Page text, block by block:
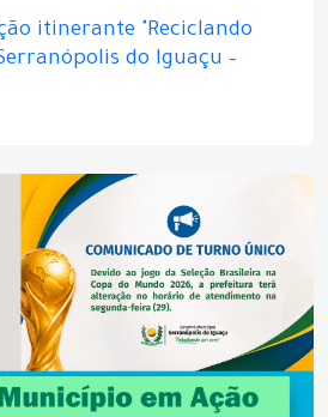
itinerante "Reciclando
do Iguaçu –